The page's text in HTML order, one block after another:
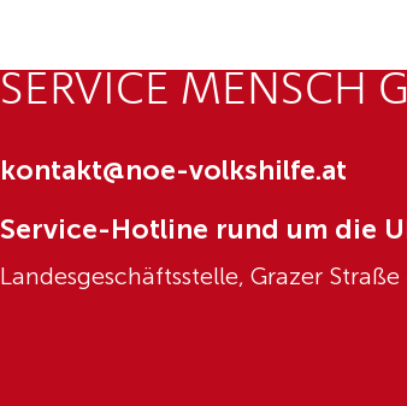
SERVICE MENSCH
kontakt@noe-volkshilfe.at
Service-Hotline rund um die
Landesgeschäftsstelle, Grazer